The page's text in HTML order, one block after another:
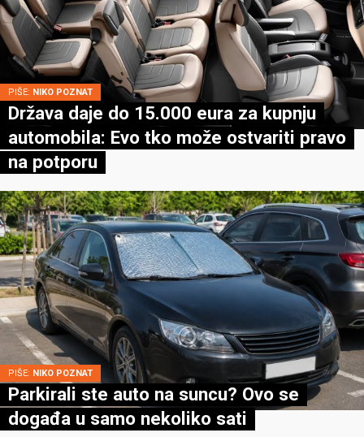
PIŠE: NIKO POZNAT
Država daje do 15.000 eura za kupnju
automobila: Evo tko može ostvariti pravo
na potporu
PIŠE: NIKO POZNAT
Parkirali ste auto na suncu? Ovo se
događa u samo nekoliko sati